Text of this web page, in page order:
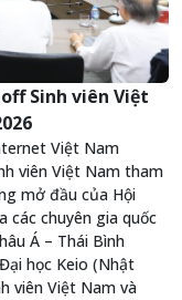
Sinh viên Việt
Việt Nam
viên Việt Nam tham
mở đầu của Hội
các chuyên gia quốc
Á – Thái Bình
học Keio (Nhật
viên Việt Nam và